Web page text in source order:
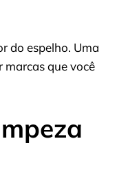
do espelho. Uma
marcas que você